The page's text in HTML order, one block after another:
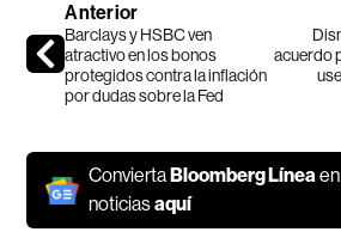
Anterior
Barclays y HSBC ven
atractivo en los bonos
protegidos contra la inflación
por dudas sobre la Fed
acuerdo
Convierta Bloomberg Línea
noticiasaquí